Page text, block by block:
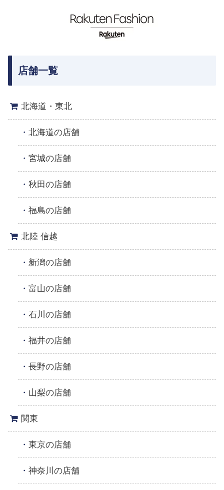
店舗一覧
北海道・東北
北海道の店舗
宮城の店舗
秋田の店舗
福島の店舗
北陸 信越
新潟の店舗
富山の店舗
石川の店舗
福井の店舗
長野の店舗
山梨の店舗
関東
東京の店舗
神奈川の店舗